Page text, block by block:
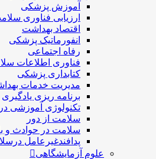
آموزش پزشکی
ارزیابی فناوری
اقتصاد بهداشت
انفورماتیک پزشکی
رفاه اجتماعی
فناوری اطلاعات
کتابداری پزشکی
مديريت خدمات
برنامه ریزی یادگیری
تکنولوژی آموزشی
سلامت از دور
سلامت در حوادث و
پدافندغیرعامل
علوم آزمایشگاهی